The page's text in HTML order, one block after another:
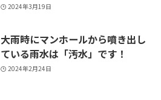
2024年3月19日
大雨時にマンホールから噴き出し
ている雨水は「汚水」です！
2024年2月24日